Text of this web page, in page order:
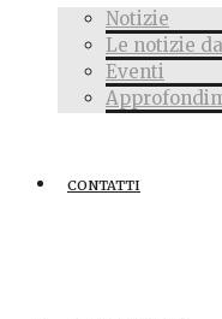
Notizie
Le notizie
Eventi
CONTATTI